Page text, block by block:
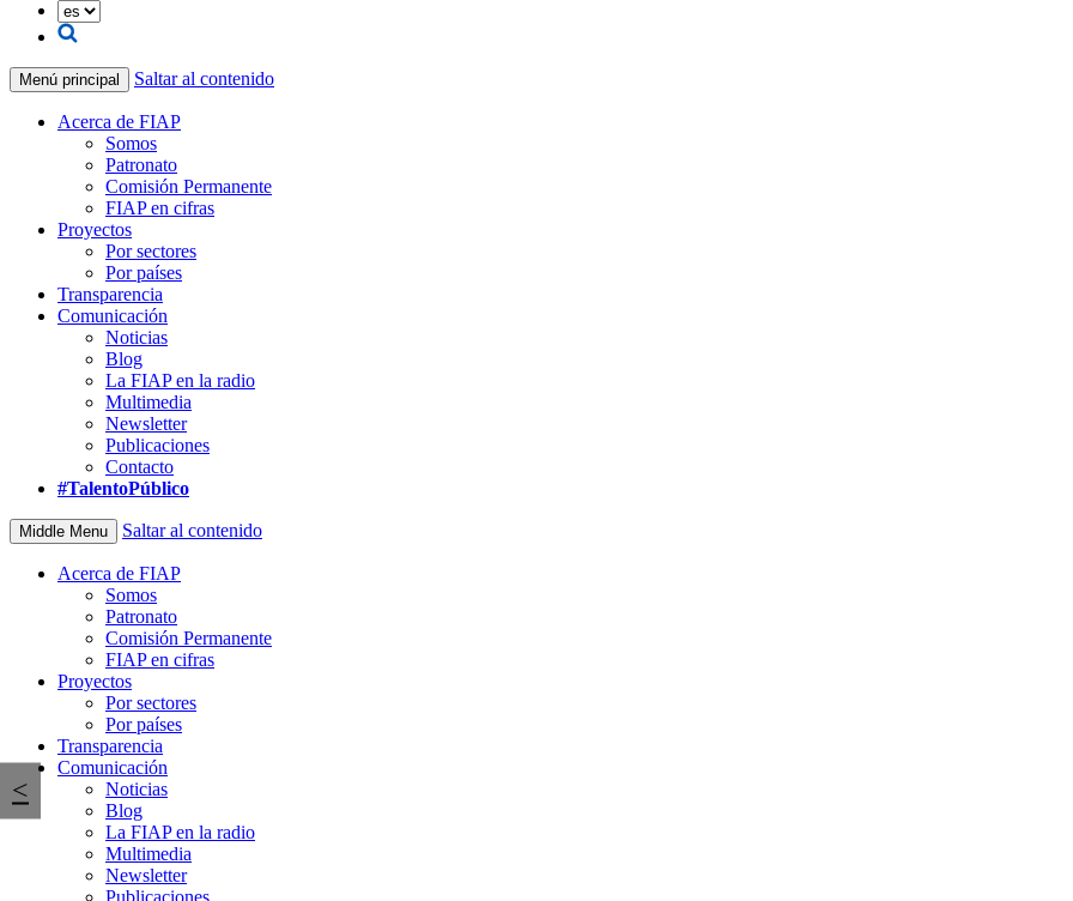
Menú principal Saltar al contenido
Acerca de FIAP
Somos
Patronato
Comisión Permanente
FIAP en cifras
Proyectos
Por sectores
Por países
Transparencia
Comunicación
Noticias
Blog
La FIAP en la radio
Multimedia
Newsletter
Publicaciones
Contacto
#TalentoPúblico
Middle Menu Saltar al contenido
Acerca de FIAP
Somos
Patronato
Comisión Permanente
FIAP en cifras
Proyectos
Por sectores
Por países
Transparencia
Comunicación
Noticias
Blog
La FIAP en la radio
Multimedia
Newsletter
Publicaciones
<